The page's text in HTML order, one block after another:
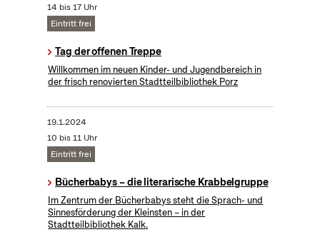
14 bis 17 Uhr
Eintritt frei
Tag der offenen Treppe
Willkommen im neuen Kinder- und Jugendbereich in
der frisch renovierten Stadtteilbibliothek Porz
19.1.2024
10 bis 11 Uhr
Eintritt frei
Bücherbabys – die literarische Krabbelgruppe
Im Zentrum der Bücherbabys steht die Sprach- und
Sinnesförderung der Kleinsten – in der
Stadtteilbibliothek Kalk.